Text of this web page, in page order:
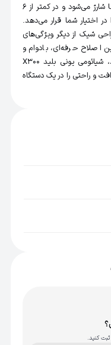
قدرتمند این ماشین اصلاح با درگاه USB-C شارژ می‌شود و در کمتر از 6
را در اختیار شما قرار می‌دهد.
شیک از دیگر ویژگی‌های
اصلاح حرفه‌ای، بادوام و
باکیفیت برای اصلاح صورت و بدن هستید، شیائومی یونی بلید X300
و راحتی را در یک دستگاه
ثبت کنید.